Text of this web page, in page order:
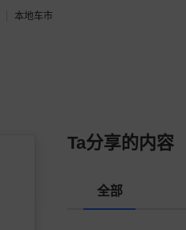
本地车市
Ta分享的内容
全部